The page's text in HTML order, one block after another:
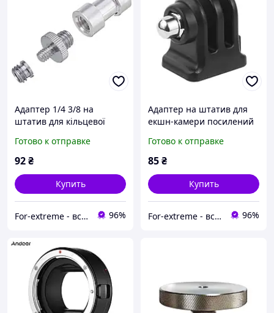
Адаптер 1/4 3/8 на
штатив для кільцевої
Готово к отправке
92₴
Купить
For-extreme - все для фото- та відео блогу 96%
Адаптер на штатив для
екшн-камери посилений
4793
Готово к отправке
85₴
Купить
For-extreme - все для фото- та відео блогу 96%